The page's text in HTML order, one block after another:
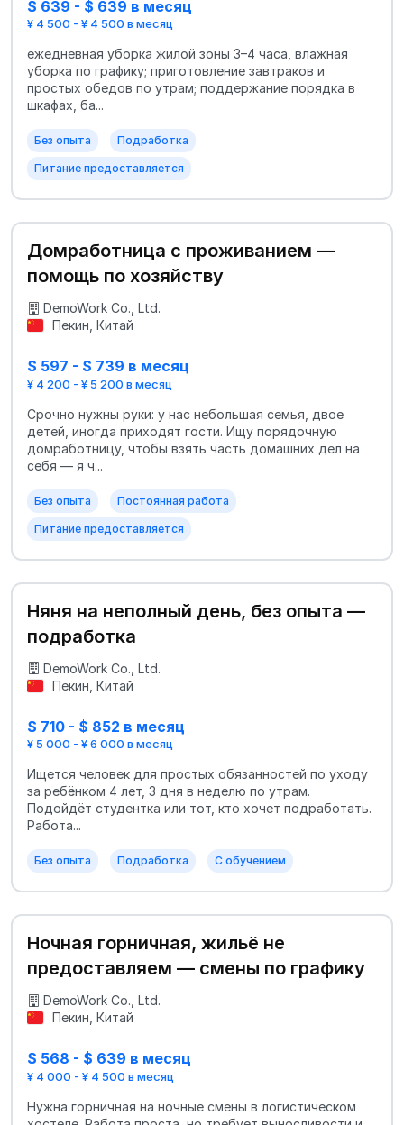
$ 639 - $ 639 в месяц
¥ 4 500 - ¥ 4 500 в месяц
ежедневная уборка жилой зоны 3–4 часа, влажная
уборка по графику; приготовление завтраков и
простых обедов по утрам; поддержание порядка в
шкафах, ба...
Без опыта Подработка
Питание предоставляется
Домработница с проживанием —
помощь по хозяйству
DemoWork Co., Ltd.
Пекин, Китай
$ 597 - $ 739 в месяц
¥ 4 200 - ¥ 5 200 в месяц
Срочно нужны руки: у нас небольшая семья, двое
детей, иногда приходят гости. Ищу порядочную
домработницу, чтобы взять часть домашних дел на
себя — я ч...
Без опыта Постоянная работа
Питание предоставляется
Няня на неполный день, без опыта —
подработка
DemoWork Co., Ltd.
Пекин, Китай
$ 710 - $ 852 в месяц
¥ 5 000 - ¥ 6 000 в месяц
Ищется человек для простых обязанностей по уходу
за ребёнком 4 лет, 3 дня в неделю по утрам.
Подойдёт студентка или тот, кто хочет подработать.
Работа...
Без опыта Подработка С обучением
Ночная горничная, жильё не
предоставляем — смены по графику
DemoWork Co., Ltd.
Пекин, Китай
$ 568 - $ 639 в месяц
¥ 4 000 - ¥ 4 500 в месяц
Нужна горничная на ночные смены в логистическом